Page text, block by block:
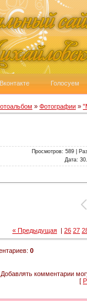
Голосуем
» Фотографии »
Просмотров: 589 |
Дата:
« Предыдущая | 26 27
: 0
Добавлять комментарии
[